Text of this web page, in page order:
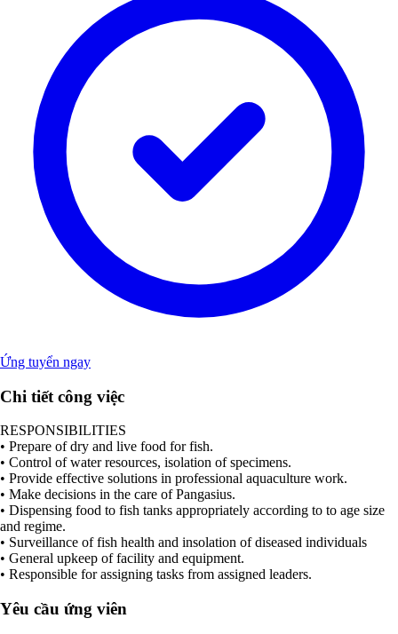
Ứng tuyển ngay
Chi tiết công việc
RESPONSIBILITIES
• Prepare of dry and live food for fish.
• Control of water resources, isolation of specimens.
• Provide effective solutions in professional aquaculture work.
• Make decisions in the care of Pangasius.
• Dispensing food to fish tanks appropriately according to to age size
and regime.
• Surveillance of fish health and insolation of diseased individuals
• General upkeep of facility and equipment.
• Responsible for assigning tasks from assigned leaders.
Yêu cầu ứng viên